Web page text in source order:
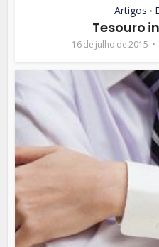
Artigos •
Tesouro
16 de julho de 2015